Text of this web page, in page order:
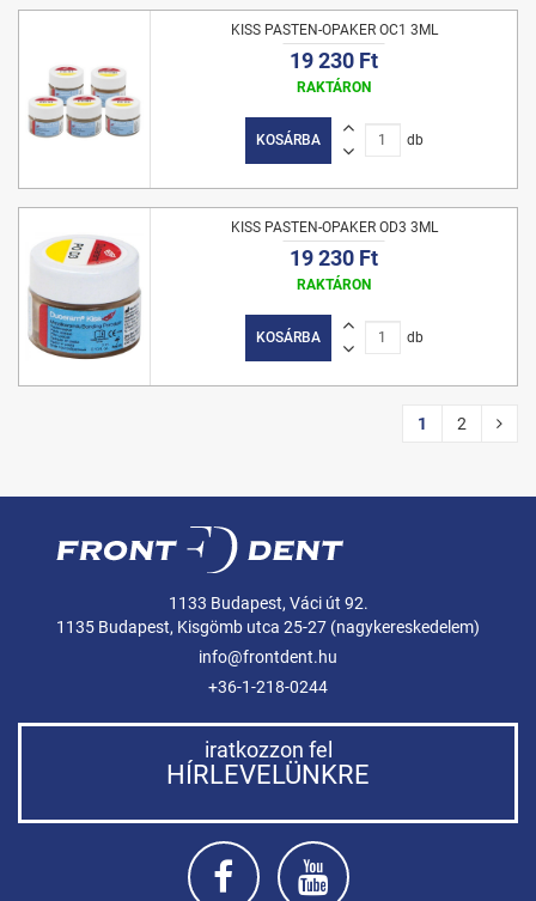
KISS PASTEN-OPAKER OC1 3ML
19 230 Ft
RAKTÁRON
KOSÁRBA db
KISS PASTEN-OPAKER OD3 3ML
19 230 Ft
RAKTÁRON
KOSÁRBA db
1 2
1133 Budapest, Váci út 92.
1135 Budapest, Kisgömb utca 25-27 (nagykereskedelem)
info@frontdent.hu
+36-1-218-0244
iratkozzon fel
HÍRLEVELÜNKRE